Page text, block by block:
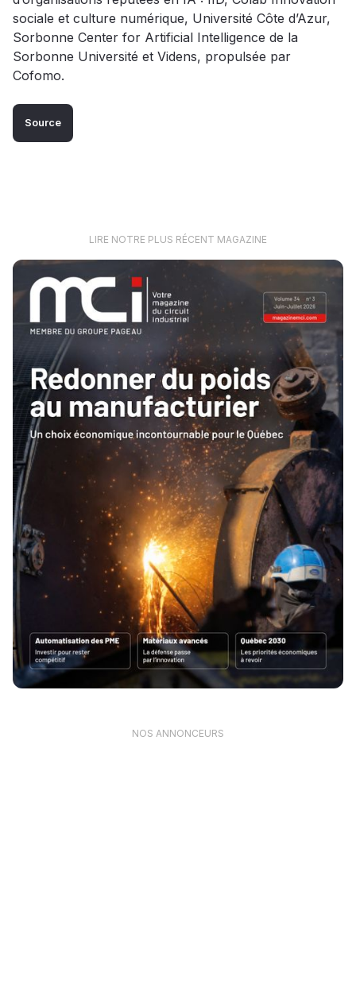
sociale et culture numérique, Université Côte d’Azur,
Sorbonne Center for Artificial Intelligence de la
Sorbonne Université et Videns, propulsée par
Cofomo.
Source
LIRE NOTRE PLUS RÉCENT MAGAZINE
NOS ANNONCEURS